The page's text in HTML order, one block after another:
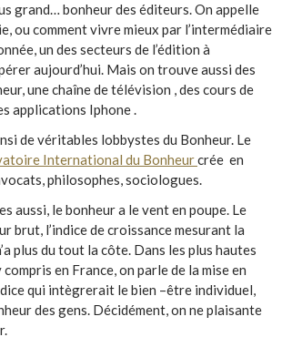
grand… bonheur des éditeurs. On appelle
ou comment vivre mieux par l’intermédiaire
un des secteurs de l’édition à
aujourd’hui. Mais on trouve aussi des
une chaîne de télévision , des cours de
applications Iphone .
de véritables lobbystes du Bonheur. Le
International du Bonheurcrée en
philosophes, sociologues.
aussi, le bonheur a le vent en poupe. Le
brut, l’indice de croissance mesurant la
plus du tout la côte. Dans les plus hautes
en France, on parle de la mise en
qui intègrerait le bien –être individuel,
des gens. Décidément, on ne plaisante